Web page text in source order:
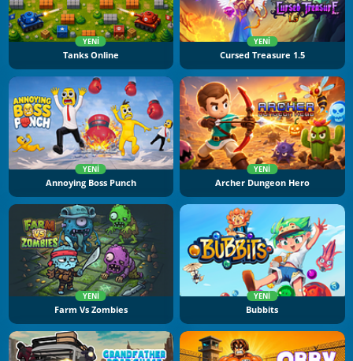
YENI
Tanks Online
YENI
Cursed Treasure 1.5
YENI
Annoying Boss Punch
YENI
Archer Dungeon Hero
YENI
Farm Vs Zombies
YENI
Bubbits